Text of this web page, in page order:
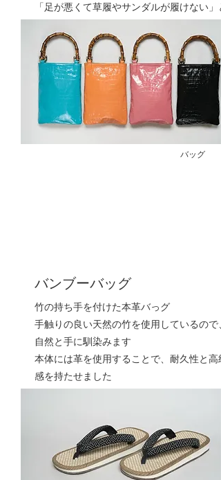
「足が悪くて草履やサンダルが履けない」と
指の股の部分に伸縮性を持たせ、足の甲に当
たる部分には縫い目が来ないように作られて
いるので、ストレスフリーで履くことができ
ます
​販売価格：
バッグ
バンブーバッグ
竹の持ち手を付けた本革バっグ
手触りの良い天然の竹を使用しているので、
自然と手に馴染みます
本体には革を使用することで、耐久性と高級
感を持たせました
が写真とは異なります